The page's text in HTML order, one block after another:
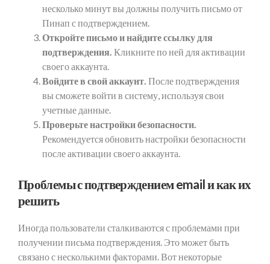
несколько минут вы должны получить письмо от
Пинап с подтверждением.
Откройте письмо и найдите ссылку для
подтверждения. Кликните по ней для активации
своего аккаунта.
Войдите в свой аккаунт. После подтверждения
вы сможете войти в систему, используя свои
учетные данные.
Проверьте настройки безопасности.
Рекомендуется обновить настройки безопасности
после активации своего аккаунта.
Проблемы с подтверждением email и как их
решить
Иногда пользователи сталкиваются с проблемами при
получении письма подтверждения. Это может быть
связано с несколькими факторами. Вот некоторые